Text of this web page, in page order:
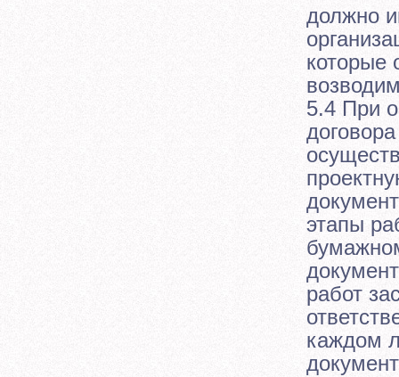
должно
которые
5.4 При
этапы
работ
каждом